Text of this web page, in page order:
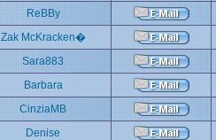
ReBBy
Zak McKracken�
Sara883
Barbara
CinziaMB
Denise